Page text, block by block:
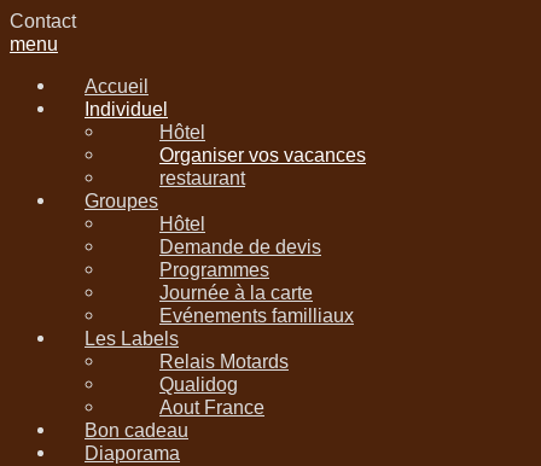
Contact
menu
Accueil
Individuel
Hôtel
Organiser vos vacances
restaurant
Groupes
Hôtel
Demande de devis
Programmes
Journée à la carte
Evénements familliaux
Les Labels
Relais Motards
Qualidog
Aout France
Bon cadeau
Diaporama